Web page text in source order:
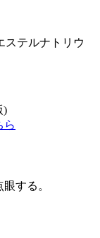
ステルナトリウ
)
ら
する。